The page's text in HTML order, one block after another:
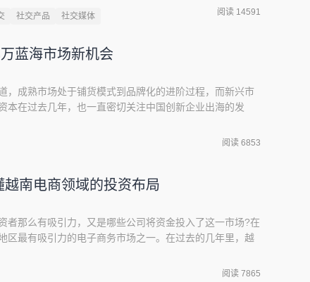
片欢腾。有些人可能认为，这一荣誉没有任何实际意义，
使用 Facebo
社交产品 社交媒体 阅读 14591
蓝海市场新机会
，成熟市场处于铺货模式到品牌化的进阶过程，而新兴市
本在过去几年，也一直密切关注中国创新企业出海的发
和平安创投。袁迪目前专注于数字娱乐和出海等方向的投
阅读 6853
南电商领域的投资布局
者那么有吸引力，又是哪些公司将资金投入了这一市场?在
区最有吸引力的电子商务市场之一。在过去的几年里，越
&amp; Sullivan 还预测到，到 2030 年，越南电子商务市
阅读 7865